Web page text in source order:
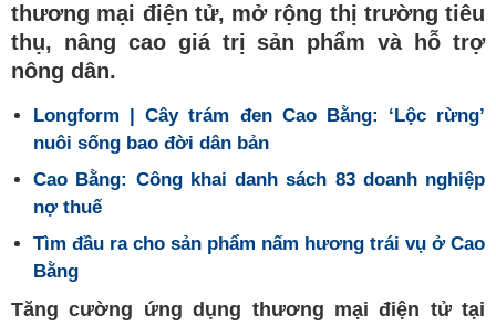
thương mại điện tử, mở rộng thị trường tiêu
thụ, nâng cao giá trị sản phẩm và hỗ trợ
nông dân.
Longform | Cây trám đen Cao Bằng: ‘Lộc rừng’
nuôi sống bao đời dân bản
Cao Bằng: Công khai danh sách 83 doanh nghiệp
nợ thuế
Tìm đầu ra cho sản phẩm nấm hương trái vụ ở Cao
Bằng
Tăng cường ứng dụng thương mại điện tử tại